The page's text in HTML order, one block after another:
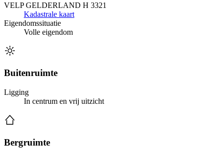
VELP GELDERLAND H 3321
Kadastrale kaart
Eigendomssituatie
Volle eigendom
Buitenruimte
Ligging
In centrum en vrij uitzicht
Bergruimte